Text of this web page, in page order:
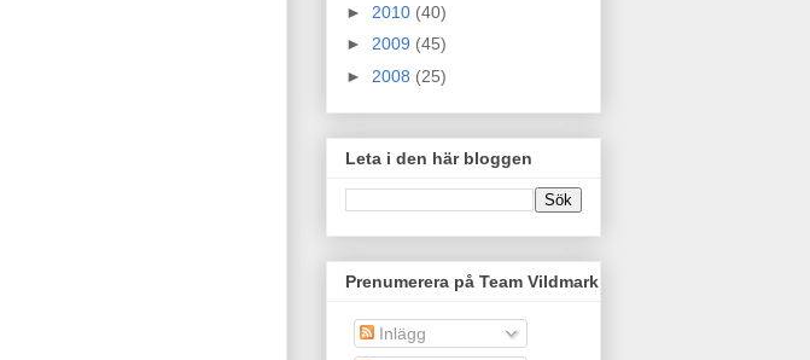
► 2010 (40)
► 2009 (45)
► 2008 (25)
Leta i den här bloggen
Prenumerera på Team Vildmark
Inlägg